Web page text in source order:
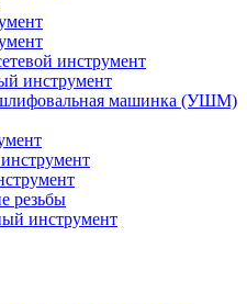
инструмент
инструмент
машинка (УШМ)
резьбы
инструмент